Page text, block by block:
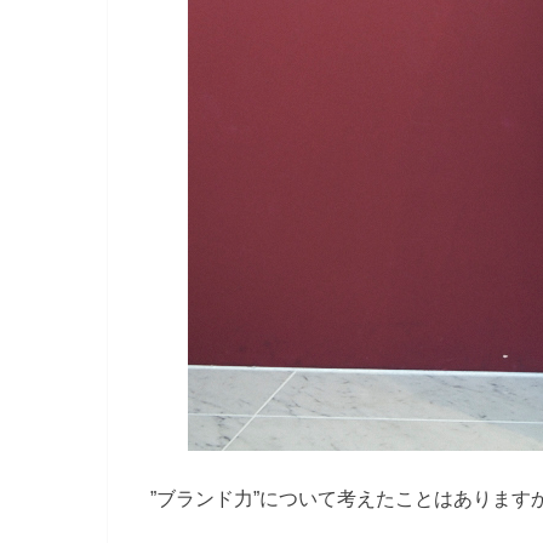
”ブランド力”について考えたことはあります